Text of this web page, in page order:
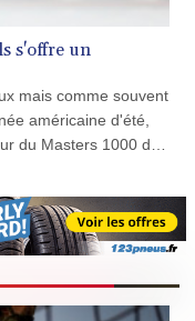
s'offre un
mais comme souvent
américaine d'été,
du Masters 1000 de